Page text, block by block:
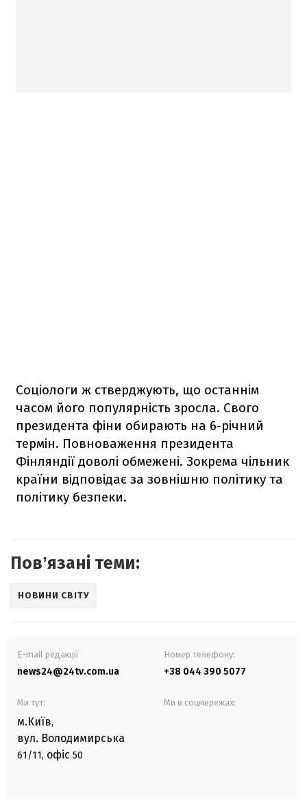
Соціологи ж стверджують, що останнім
часом його популярність зросла. Свого
президента фіни обирають на 6-річний
термін. Повноваження президента
Фінляндії доволі обмежені. Зокрема чільник
країни відповідає за зовнішню політику та
політику безпеки.
Повʼязані теми:
НОВИНИ СВІТУ
E-mail редакції
news24@24tv.com.ua
Номер телефону:
+38 044 390 5077
Ми тут:
м.Київ,
вул. Володимирська
61/11, офіс 50
Ми в соцмережах: